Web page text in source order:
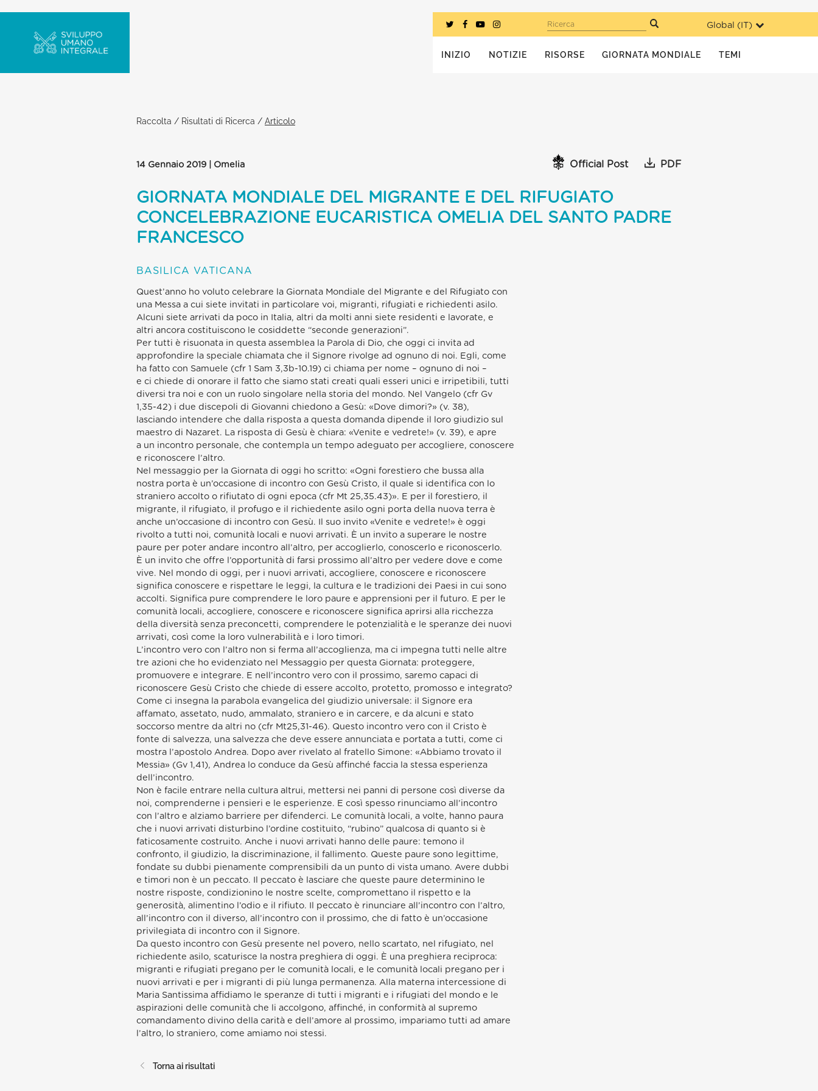
Global ( IT)
Ricerca
INIZIO NOTIZIE RISORSE GIORNATA MONDIALE TEMI
Raccolta / Risultati di Ricerca / Articolo
14 Gennaio 2019 | Omelia Official Post PDF
GIORNATA MONDIALE DEL MIGRANTE E DEL RIFUGIATO
CONCELEBRAZIONE EUCARISTICA OMELIA DEL SANTO PADRE
FRANCESCO
BASILICA VATICANA
Quest’anno ho voluto celebrare la Giornata Mondiale del Migrante e del Rifugiato con
una Messa a cui siete invitati in particolare voi, migranti, rifugiati e richiedenti asilo.
Alcuni siete arrivati da poco in Italia, altri da molti anni siete residenti e lavorate, e
altri ancora costituiscono le cosiddette “seconde generazioni”.
Per tutti è risuonata in questa assemblea la Parola di Dio, che oggi ci invita ad
approfondire la speciale chiamata che il Signore rivolge ad ognuno di noi. Egli, come
ha fatto con Samuele (cfr 1 Sam 3,3b-10.19) ci chiama per nome – ognuno di noi –
e ci chiede di onorare il fatto che siamo stati creati quali esseri unici e irripetibili, tutti
diversi tra noi e con un ruolo singolare nella storia del mondo. Nel Vangelo (cfr Gv
1,35-42) i due discepoli di Giovanni chiedono a Gesù: «Dove dimori?» (v. 38),
lasciando intendere che dalla risposta a questa domanda dipende il loro giudizio sul
maestro di Nazaret. La risposta di Gesù è chiara: «Venite e vedrete!» (v. 39), e apre
a un incontro personale, che contempla un tempo adeguato per accogliere, conoscere
e riconoscere l’altro.
Nel messaggio per la Giornata di oggi ho scritto: «Ogni forestiero che bussa alla
nostra porta è un’occasione di incontro con Gesù Cristo, il quale si identifica con lo
straniero accolto o rifiutato di ogni epoca (cfr Mt 25,35.43)». E per il forestiero, il
migrante, il rifugiato, il profugo e il richiedente asilo ogni porta della nuova terra è
anche un’occasione di incontro con Gesù. Il suo invito «Venite e vedrete!» è oggi
rivolto a tutti noi, comunità locali e nuovi arrivati. È un invito a superare le nostre
paure per poter andare incontro all’altro, per accoglierlo, conoscerlo e riconoscerlo.
È un invito che offre l’opportunità di farsi prossimo all’altro per vedere dove e come
vive. Nel mondo di oggi, per i nuovi arrivati, accogliere, conoscere e riconoscere
significa conoscere e rispettare le leggi, la cultura e le tradizioni dei Paesi in cui sono
accolti. Significa pure comprendere le loro paure e apprensioni per il futuro. E per le
comunità locali, accogliere, conoscere e riconoscere significa aprirsi alla ricchezza
della diversità senza preconcetti, comprendere le potenzialità e le speranze dei nuovi
arrivati, così come la loro vulnerabilità e i loro timori.
L’incontro vero con l’altro non si ferma all’accoglienza, ma ci impegna tutti nelle altre
tre azioni che ho evidenziato nel Messaggio per questa Giornata: proteggere,
promuovere e integrare. E nell’incontro vero con il prossimo, saremo capaci di
riconoscere Gesù Cristo che chiede di essere accolto, protetto, promosso e integrato?
Come ci insegna la parabola evangelica del giudizio universale: il Signore era
affamato, assetato, nudo, ammalato, straniero e in carcere, e da alcuni e stato
soccorso mentre da altri no (cfr Mt25,31-46). Questo incontro vero con il Cristo è
fonte di salvezza, una salvezza che deve essere annunciata e portata a tutti, come ci
mostra l’apostolo Andrea. Dopo aver rivelato al fratello Simone: «Abbiamo trovato il
Messia» (Gv 1,41), Andrea lo conduce da Gesù affinché faccia la stessa esperienza
dell’incontro.
Non è facile entrare nella cultura altrui, mettersi nei panni di persone così diverse da
noi, comprenderne i pensieri e le esperienze. E così spesso rinunciamo all’incontro
con l’altro e alziamo barriere per difenderci. Le comunità locali, a volte, hanno paura
che i nuovi arrivati disturbino l’ordine costituito, “rubino” qualcosa di quanto si è
faticosamente costruito. Anche i nuovi arrivati hanno delle paure: temono il
confronto, il giudizio, la discriminazione, il fallimento. Queste paure sono legittime,
fondate su dubbi pienamente comprensibili da un punto di vista umano. Avere dubbi
e timori non è un peccato. Il peccato è lasciare che queste paure determinino le
nostre risposte, condizionino le nostre scelte, compromettano il rispetto e la
generosità, alimentino l’odio e il rifiuto. Il peccato è rinunciare all’incontro con l’altro,
all’incontro con il diverso, all’incontro con il prossimo, che di fatto è un’occasione
privilegiata di incontro con il Signore.
Da questo incontro con Gesù presente nel povero, nello scartato, nel rifugiato, nel
richiedente asilo, scaturisce la nostra preghiera di oggi. È una preghiera reciproca:
migranti e rifugiati pregano per le comunità locali, e le comunità locali pregano per i
nuovi arrivati e per i migranti di più lunga permanenza. Alla materna intercessione di
Maria Santissima affidiamo le speranze di tutti i migranti e i rifugiati del mondo e le
aspirazioni delle comunità che li accolgono, affinché, in conformità al supremo
comandamento divino della carità e dell’amore al prossimo, impariamo tutti ad amare
l’altro, lo straniero, come amiamo noi stessi.
Torna ai risultati